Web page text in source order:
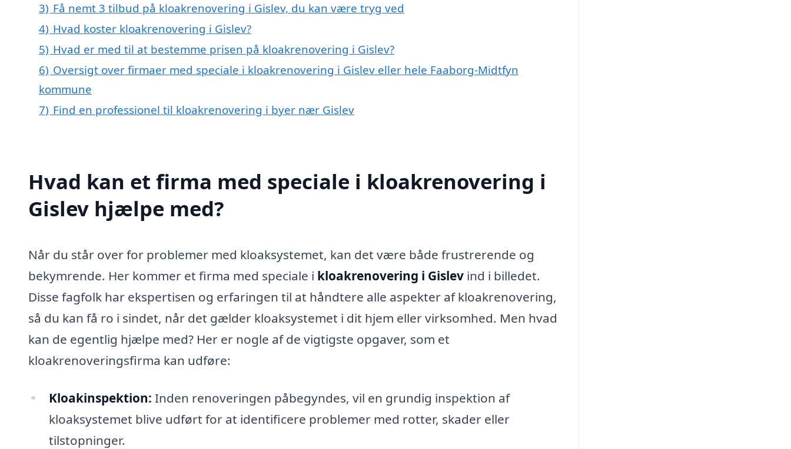
3) Få nemt 3 tilbud på kloakrenovering i Gislev, du kan være tryg ved
4) Hvad koster kloakrenovering i Gislev?
5) Hvad er med til at bestemme prisen på kloakrenovering i Gislev?
6) Oversigt over firmaer med speciale i kloakrenovering i Gislev eller hele Faaborg-Midtfyn
kommune
7) Find en professionel til kloakrenovering i byer nær Gislev
Hvad kan et firma med speciale i kloakrenovering i
Gislev hjælpe med?
Når du står over for problemer med kloaksystemet, kan det være både frustrerende og
bekymrende. Her kommer et firma med speciale i kloakrenovering i Gislev ind i billedet.
Disse fagfolk har ekspertisen og erfaringen til at håndtere alle aspekter af kloakrenovering,
så du kan få ro i sindet, når det gælder kloaksystemet i dit hjem eller virksomhed. Men hvad
kan de egentlig hjælpe med? Her er nogle af de vigtigste opgaver, som et
kloakrenoveringsfirma kan udføre:
Kloakinspektion: Inden renoveringen påbegyndes, vil en grundig inspektion af
kloaksystemet blive udført for at identificere problemer med rotter, skader eller
tilstopninger.